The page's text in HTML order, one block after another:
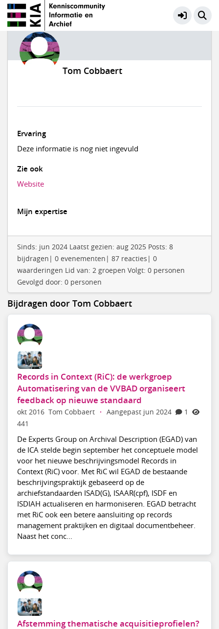
Tom Cobbaert
Ervaring
Deze informatie is nog niet ingevuld
Zie ook
Website
Mijn expertise
Sinds: jun 2024 Laatst gezien: aug 2025 Posts: 8
bijdragen| 0 evenementen| 87 reacties| 0
waarderingen Lid van: 2 groepen Volgt: 0 personen
Gevolgd door: 0 personen
Bijdragen door Tom Cobbaert
Records in Context (RiC): de werkgroep
Automatisering van de VVBAD organiseert
feedback op nieuwe standaard
okt 2016 Tom Cobbaert · Aangepast jun 2024
1
441
De Experts Group on Archival Description (EGAD) van
de ICA stelde begin september het conceptuele model
voor het nieuwe beschrijvingsmodel Records in
Context (RiC) voor. Met RiC wil EGAD de bestaande
beschrijvingspraktijk gebaseerd op de
archiefstandaarden ISAD(G), ISAAR(cpf), ISDF en
ISDIAH actualiseren en harmoniseren. EGAD betracht
met RiC ook een betere aansluiting op records
management praktijken en digitaal documentbeheer.
Naast het conc...
Afstemming thematische acquisitieprofielen?